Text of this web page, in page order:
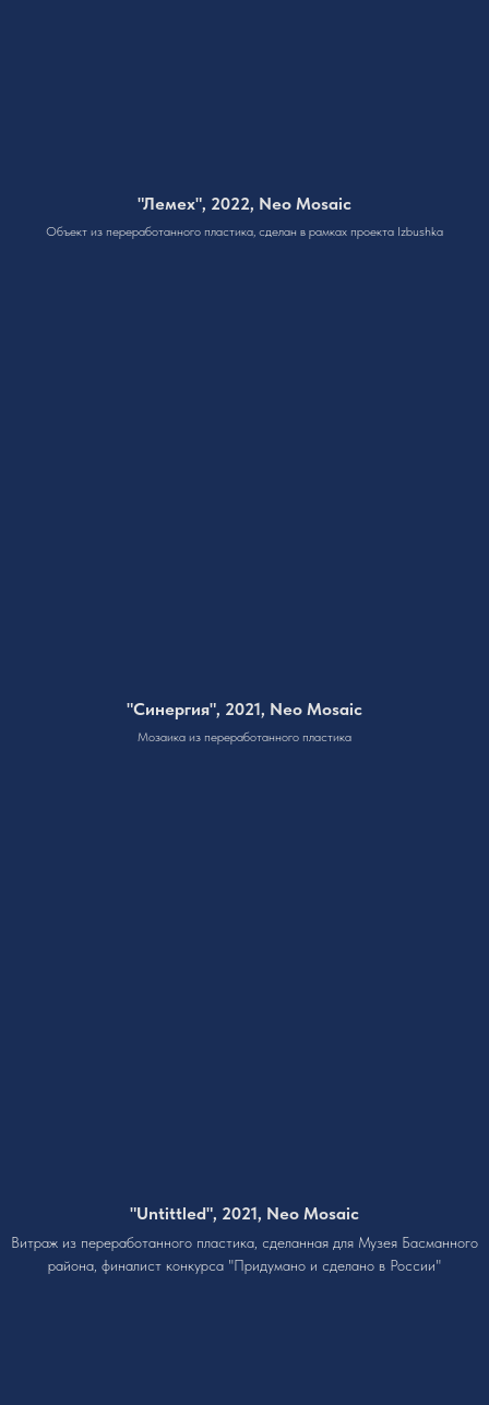
"Лемех", 2022, Neo Mosaic
Объект из переработанного пластика, сделан в рамках проекта Izbushka
"Синергия", 2021, Neo Mosaic
Мозаика из переработанного пластика
"Untittled", 2021, Neo Mosaic
Витраж из переработанного пластика, сделанная для Музея Басманного
района, финалист конкурса "Придумано и сделано в России"